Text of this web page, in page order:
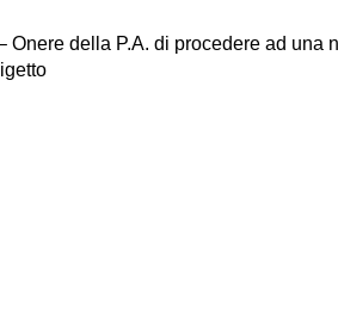
della P.A. di procedere ad una